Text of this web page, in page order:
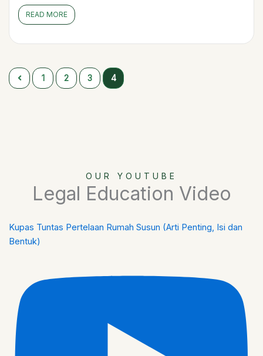
READ MORE
1 2 3 4
OUR YOUTUBE
Legal Education Video
Kupas Tuntas Pertelaan Rumah Susun (Arti Penting, Isi dan
Bentuk)